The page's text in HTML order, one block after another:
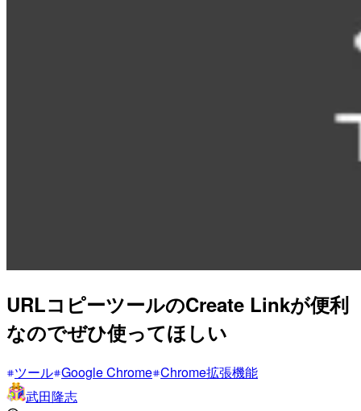
URLコピーツールのCreate Linkが便利
なのでぜひ使ってほしい
ツール Google Chrome Chrome拡張機能
武田隆志